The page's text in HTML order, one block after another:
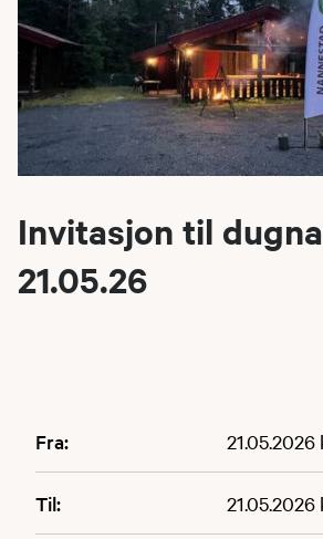
Invitasjon til
21.05.26
Fra: 21.05.2026
Til: 21.05.2026